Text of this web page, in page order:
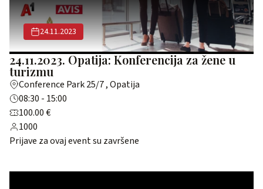
24.11.2023
24.11.2023. Opatija: Konferencija za žene u
turizmu
Conference Park 25/7 , Opatija
08:30 - 15:00
100.00 €
1000
Prijave za ovaj event su završene